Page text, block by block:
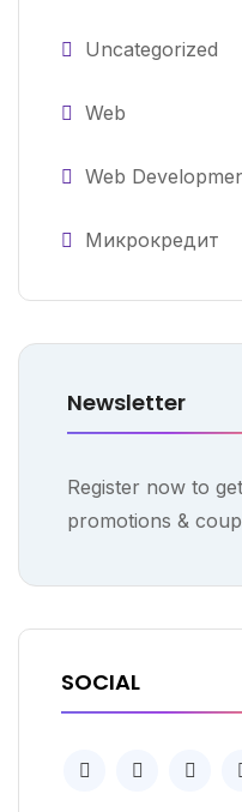
Uncategorized
Web
Web
Микрокредит
Newsletter
Register now to
promotions &
SOCIAL